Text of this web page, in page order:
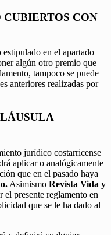
CUBIERTOS CON
en el apartado
algún otro premio que
tampoco se puede
anteriores realizadas por
jurídico costarricense
aplicar o analógicamente
que en el pasado haya
Asimismo Revista Vida y
el presente reglamento en
que se le ha dado al